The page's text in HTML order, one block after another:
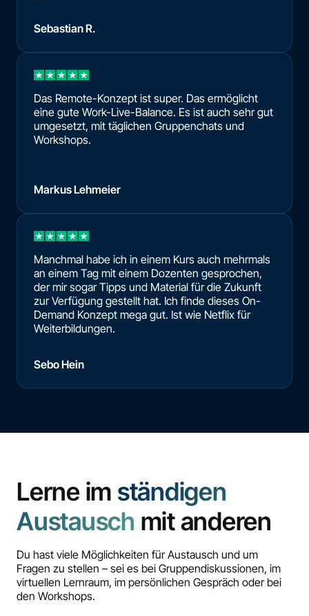
Sebastian R.
Das Remote-Konzept ist super. Das ermöglicht
eine gute Work-Live-Balance. Es ist auch sehr gut
umgesetzt, mit täglichen Gruppenchats und
Workshops.
Markus Lehmeier
Manchmal habe ich in einem Kurs auch mehrmals
an einem Tag mit einem Dozenten gesprochen,
der mir sogar Tipps und Material für die Zukunft
zur Verfügung gestellt hat. Ich finde dieses On-
Demand Konzept mega gut. Ist wie Netflix für
Weiterbildungen.
Sebo Hein
Lerne im ständigen
Austausch mit anderen
Du hast viele Möglichkeiten für Austausch und um
Fragen zu stellen – sei es bei Gruppendiskussionen, im
virtuellen Lernraum, im persönlichen Gespräch oder bei
den Workshops.